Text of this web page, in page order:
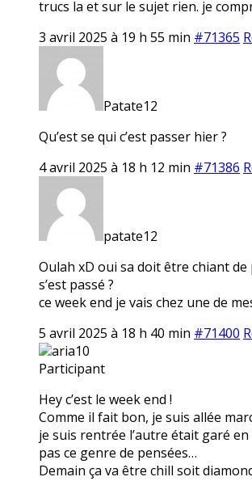
trucs la et sur le sujet rien. je
3 avril 2025 à 19 h 55 min #71365
Patate12
Qu’est se qui c’est passer hier ?
4 avril 2025 à 18 h 12 min #71386
patate12
Oulah xD oui sa doit être chiant de
s’est passé ?
ce week end je vais chez une de
5 avril 2025 à 18 h 40 min #71400
aria10
Participant
Hey c’est le week end !
Comme il fait bon, je suis allée
je suis rentrée l’autre était garé en
pas ce genre de pensées…
Demain ça va être chill soit